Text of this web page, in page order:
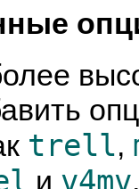
trell,
и v4mv